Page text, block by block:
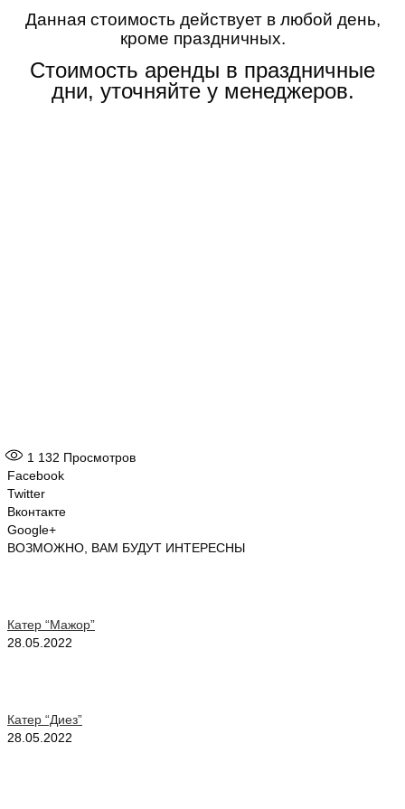
Данная стоимость действует в любой день,
кроме праздничных.
Стоимость аренды в праздничные
дни, уточняйте у менеджеров.
1 132 Просмотров
Facebook
Twitter
Вконтакте
Google+
ВОЗМОЖНО, ВАМ БУДУТ ИНТЕРЕСНЫ
Катер “Мажор”
28.05.2022
Катер “Диез”
28.05.2022